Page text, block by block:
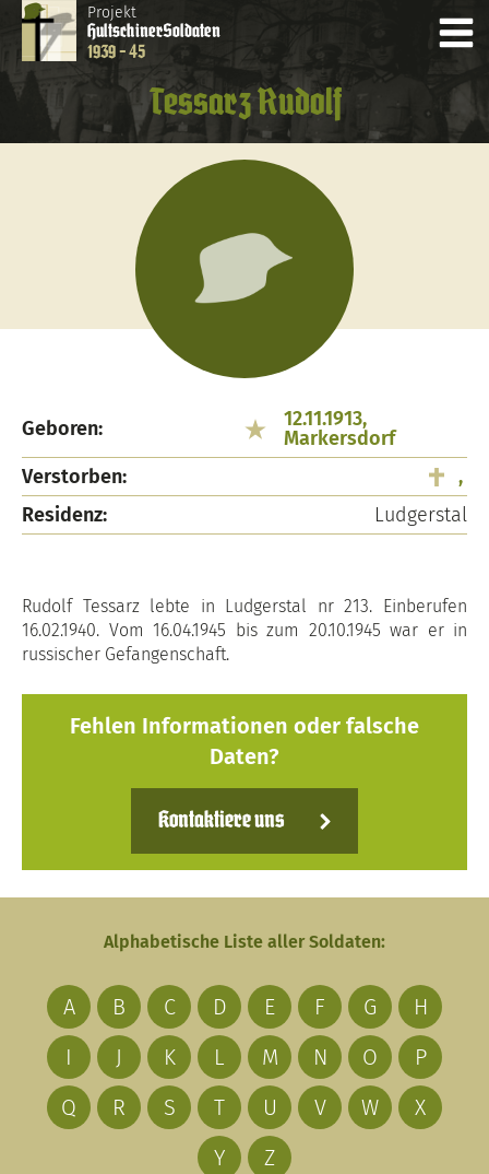
Projekt
HultschinerSoldaten
1939 - 45
Tessarz Rudolf
Geboren:
12.11.1913,
Markersdorf
Verstorben:
,
Residenz:
Ludgerstal
Rudolf Tessarz lebte in Ludgerstal nr 213. Einberufen
16.02.1940. Vom 16.04.1945 bis zum 20.10.1945 war er in
russischer Gefangenschaft.
Fehlen Informationen oder falsche
Daten?
Kontaktiere uns
Alphabetische Liste aller Soldaten:
A B C D E F G
H
I
J K L M N O
P
Q
R S T U V W
X
Y
Z